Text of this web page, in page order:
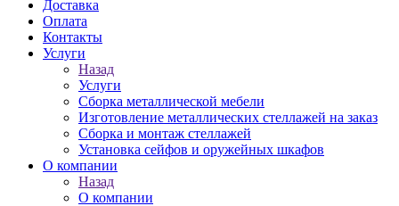
Доставка
Оплата
Контакты
Услуги
Назад
Услуги
Сборка металлической мебели
Изготовление металлических стеллажей на заказ
Сборка и монтаж стеллажей
Установка сейфов и оружейных шкафов
О компании
Назад
О компании